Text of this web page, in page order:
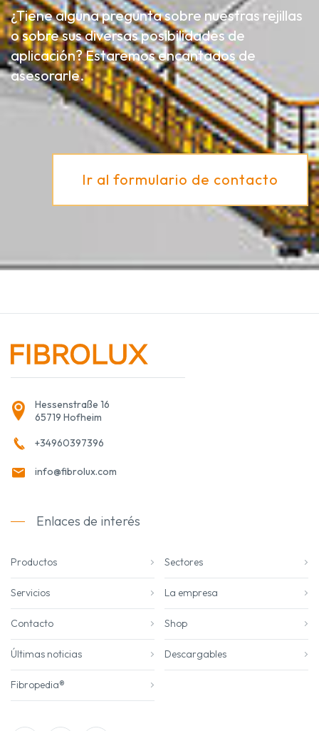
¿Tiene alguna pregunta sobre nuestras rejillas
o sobre sus diversas posibilidades de
aplicación? Estaremos encantados de
asesorarle.
Ir al formulario de contacto
Hessenstraße 16
65719 Hofheim
+34960397396
info@fibrolux.com
Enlaces de interés
Productos Sectores
Servicios La empresa
Contacto Shop
Últimas noticias Descargables
Fibropedia®